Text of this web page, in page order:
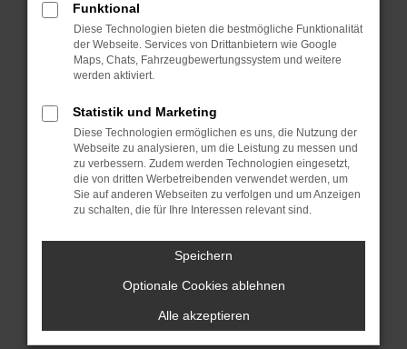
Starte dein Gerät neu.
Das kann manchmal helfen, vorübergehende
Probleme zu beheben.
Betriebssystem auf dem neuesten Stand
sind.
Veraltete Software birgt nicht nur ein
Sicherheitsrisiko, sondern kann auch dazu
führen, dass bestimmte Funktionen nicht mehr
unterstützt werden.
Wende dich an den Webseitenbetreiber.
Wenn du alle oben genannten Schritte versucht
hast, kontaktiere uns bitte. Wir werden
versuchen, das Problem zu beheben. Du kannst
uns diesen Text schicken, um uns bei der
Funktional
Diese Technologien bieten die bestmögliche Funktionalität
der Webseite. Services von Drittanbietern wie Google
Maps, Chats, Fahrzeugbewertungssystem und weitere
werden aktiviert.
Statistik und Marketing
Diese Technologien ermöglichen es uns, die Nutzung der
Webseite zu analysieren, um die Leistung zu messen und
zu verbessern. Zudem werden Technologien eingesetzt,
die von dritten Werbetreibenden verwendet werden, um
Sie auf anderen Webseiten zu verfolgen und um Anzeigen
zu schalten, die für Ihre Interessen relevant sind.
Speichern
Optionale Cookies ablehnen
Alle akzeptieren